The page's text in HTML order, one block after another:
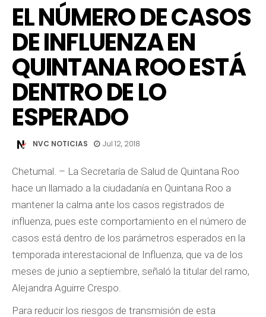
EL NÚMERO DE CASOS
DE INFLUENZA EN
QUINTANA ROO ESTÁ
DENTRO DE LO
ESPERADO
NVC NOTICIAS Jul 12, 2018
Chetumal. – La Secretaría de Salud de Quintana Roo
hace un llamado a la ciudadanía en Quintana Roo a
mantener la calma ante los casos registrados de
influenza, pues este comportamiento en el número de
casos está dentro de los parámetros esperados en la
temporada interestacional de Influenza, que va de los
meses de junio a septiembre, señaló la titular del ramo,
Alejandra Aguirre Crespo.
Para reducir los riesgos de transmisión de esta